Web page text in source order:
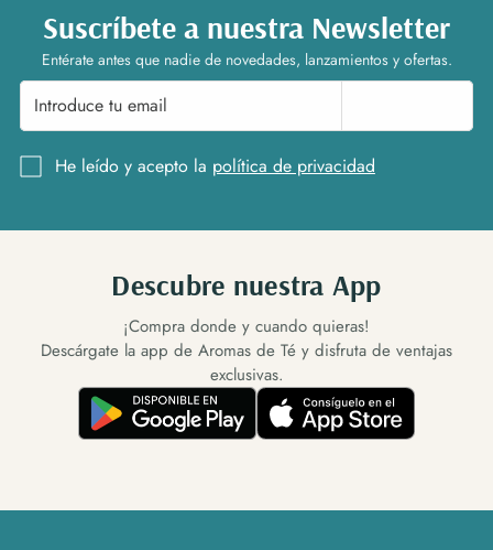
Suscríbete a nuestra Newsletter
Entérate antes que nadie de novedades, lanzamientos y ofertas.
He leído y acepto la política de privacidad
Descubre nuestra App
¡Compra donde y cuando quieras!
Descárgate la app de Aromas de Té y disfruta de ventajas
exclusivas.